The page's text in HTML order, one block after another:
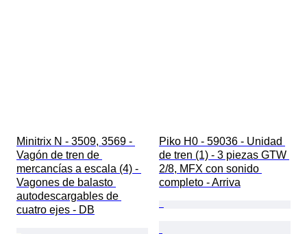
Minitrix N - 3509, 3569 -
Vagón de tren de
mercancías a escala (4) -
Vagones de balasto
autodescargables de
cuatro ejes - DB
Piko H0 - 59036 - Unidad
de tren (1) - 3 piezas GTW
2/8, MFX con sonido
completo - Arriva